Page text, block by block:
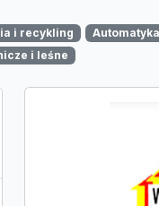
i recykling
i leśne